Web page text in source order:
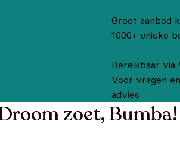
Groot aanbod
1000+ unieke
Bereikbaar via
Voor vragen
advies
zoet, Bumba!